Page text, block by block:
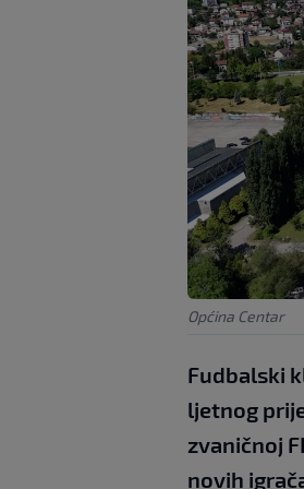
Općina Centar
Fudbalski
ljetnog
zvaničnoj
novih